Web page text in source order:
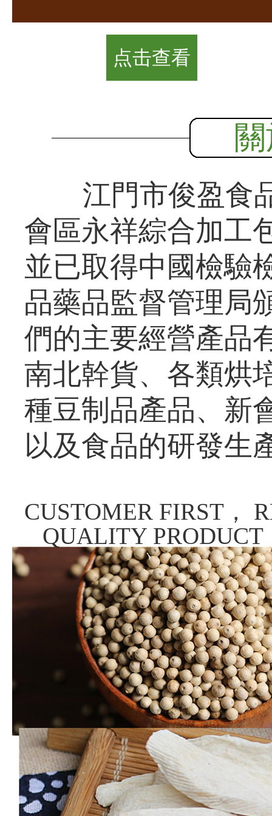
点击查看
江門市俊盈食品
會區永祥綜合加工
並已取得中國檢驗
品藥品監督管理局
們的主要經營產品
南北幹貨、各類烘
種豆制品產品、新
以及食品的研發生
CUSTOMER FIRST，
QUALITY PRODUCT